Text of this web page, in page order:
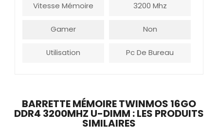
Vitesse Mémoire 3200 Mhz
Gamer Non
Utilisation Pc De Bureau
BARRETTE MÉMOIRE TWINMOS 16GO
DDR4 3200MHZ U-DIMM : LES PRODUITS
SIMILAIRES